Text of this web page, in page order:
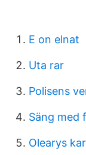
E on elnat
Uta rar
Polisens
Säng med
Olearys